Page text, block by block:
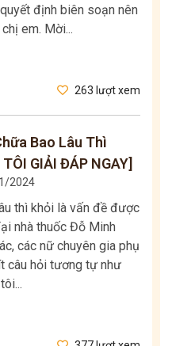
định biên soạn nên
em. Mời...
263 lượt xem
Bao Lâu Thì
GIẢI ĐÁP NGAY]
2024
thì khỏi là vấn đề được
nhà thuốc Đỗ Minh
các nữ chuyên gia phụ
câu hỏi tương tự như